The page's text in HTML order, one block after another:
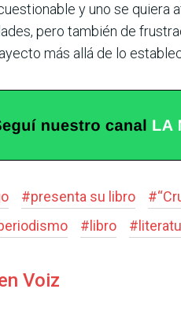
y uno se
pero también de
más allá de lo
#presenta su libro #
# libro #
Voiz